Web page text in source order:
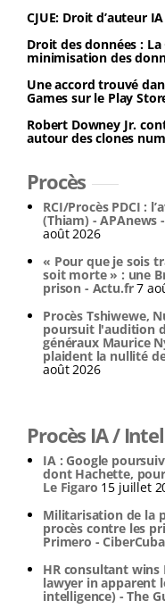
CJUE: Droit d’auteur
Droit des données : La
minimisation des
Une accord trouvé
Games sur le Play
Robert Downey Jr.
autour des clones
Procès
RCI/Procès PDCI :
(Thiam) - APAnews
août 2026
« Pour que je sois
soit morte » : une
prison - Actu.fr 7
Procès Tshiwewe,
poursuit l'audition
généraux Maurice
plaident la nullité
août 2026
Procès IA /
IA : Google
dont Hachette,
Le Figaro 15 juillet
Militarisation de la
procès contre les
Primero - CiberCuba
HR consultant wins
lawyer in apparent
intelligence) - The